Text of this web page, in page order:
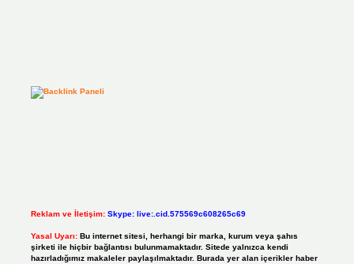
Reklam ve İletişim: Skype: live:.cid.575569c608265c69
Yasal Uyarı: Bu internet sitesi, herhangi bir marka, kurum veya şahıs
şirketi ile hiçbir bağlantısı bulunmamaktadır. Sitede yalnızca kendi
hazırladığımız makaleler paylaşılmaktadır. Burada yer alan içerikler haber